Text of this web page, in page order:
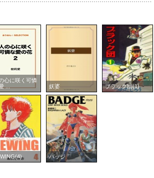
心に咲く可憐
...
妖婆 ブラック団(1)
バッジ